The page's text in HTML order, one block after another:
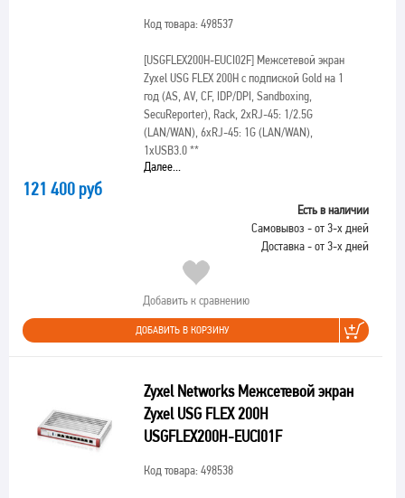
Код товара: 498537
[USGFLEX200H-EUCI02F]Межсетевой экран
Zyxel USG FLEX 200H с подпиской Gold на 1
год (AS, AV, CF, IDP/DPI, Sandboxing,
SecuReporter), Rack, 2xRJ-45: 1/2.5G
(LAN/WAN), 6xRJ-45: 1G (LAN/WAN),
1xUSB3.0 **
Далее...
121 400 руб
Есть в наличии
Самовывоз - от 3-х дней
Доставка - от 3-х дней
Добавить к сравнению
ДОБАВИТЬ В КОРЗИНУ
Zyxel Networks Межсетевой экран
Zyxel USG FLEX 200H
USGFLEX200H-EUCI01F
Код товара: 498538